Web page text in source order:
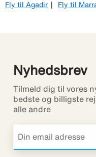
Fly til Agadir Fly til
Nyhedsbrev
Tilmeld dig til vores
bedste og billigste
alle andre